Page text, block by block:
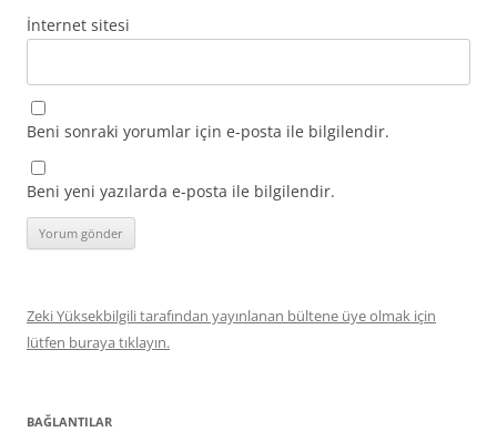
İnternet sitesi
Beni sonraki yorumlar için e-posta ile bilgilendir.
Beni yeni yazılarda e-posta ile bilgilendir.
Zeki Yüksekbilgili tarafından yayınlanan bültene üye olmak için
lütfen buraya tıklayın.
BAĞLANTILAR